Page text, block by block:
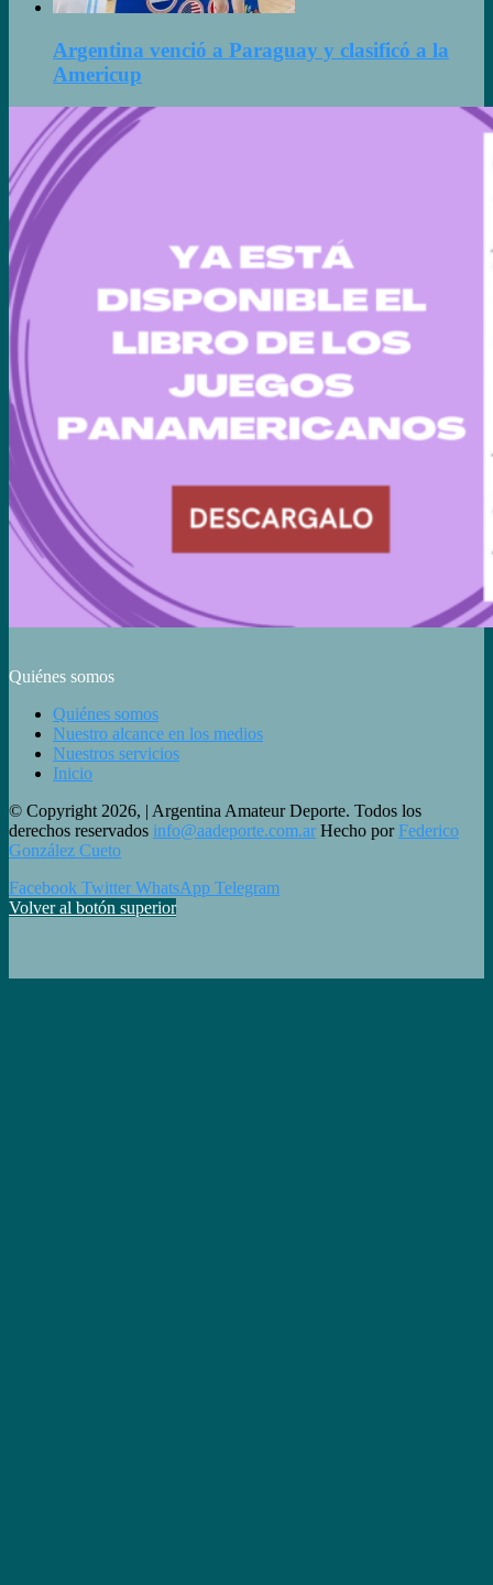
Argentina venció a Paraguay y clasificó a la
Americup
Quiénes somos
Quiénes somos
Nuestro alcance en los medios
Nuestros servicios
Inicio
© Copyright 2026, | Argentina Amateur Deporte. Todos los
derechos reservados info@aadeporte.com.ar Hecho por Federico
González Cueto
Facebook Twitter WhatsApp Telegram
Volver al botón superior